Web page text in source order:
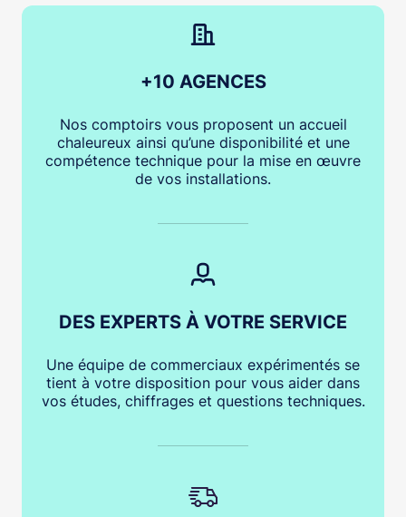
+10 AGENCES
Nos comptoirs vous proposent un accueil
chaleureux ainsi qu’une disponibilité et une
compétence technique pour la mise en œuvre
de vos installations.
DES EXPERTS À VOTRE SERVICE
Une équipe de commerciaux expérimentés se
tient à votre disposition pour vous aider dans
vos études, chiffrages et questions techniques.